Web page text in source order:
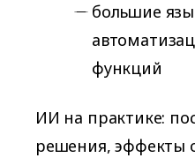
большие
функций
ИИ на практике:
решения, эффекты